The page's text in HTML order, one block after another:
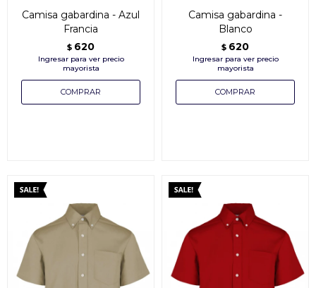
Camisa gabardina - Azul
Francia
$ 620
Camisa gabardina -
Blanco
$ 620